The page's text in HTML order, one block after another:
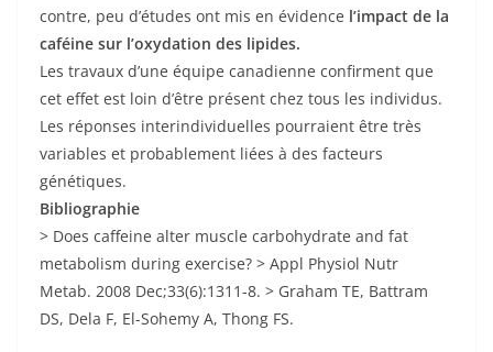
contre, peu d’études ont mis en évidence l’impact de la
caféine sur l’oxydation des lipides.
Les travaux d’une équipe canadienne confirment que
cet effet est loin d’être présent chez tous les individus.
Les réponses interindividuelles pourraient être très
variables et probablement liées à des facteurs
génétiques.
Bibliographie
> Does caffeine alter muscle carbohydrate and fat
metabolism during exercise? > Appl Physiol Nutr
Metab. 2008 Dec;33(6):1311-8. > Graham TE, Battram
DS, Dela F, El-Sohemy A, Thong FS.